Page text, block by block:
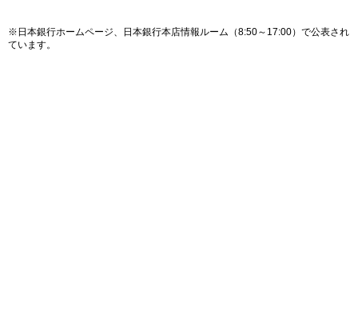
※日本銀行ホームページ、日本銀行本店情報ルーム（8:50～17:00）で公表され
ています。